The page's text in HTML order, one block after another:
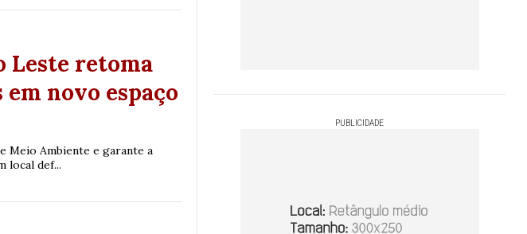
Leste retoma
novo espaço
Meio Ambiente e garante a
local def...
PUBLICIDADE